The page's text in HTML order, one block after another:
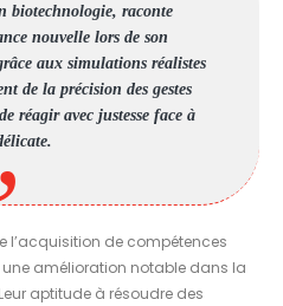
biotechnologie, raconte
nouvelle lors de son
aux simulations réalistes
de la précision des gestes
réagir avec justesse face à
l’acquisition de compétences
amélioration notable dans la
aptitude à résoudre des